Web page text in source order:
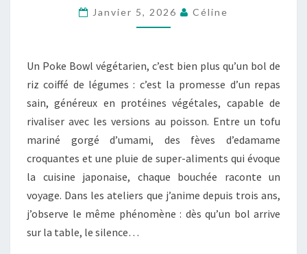
MARINÉ
ET
POUR
FAIRE
LE
PLEIN
DE
PROTÉINES
Janvier 5, 2026 Céline
Un Poke Bowl végétarien, c’est bien plus qu’un bol de
riz coiffé de légumes : c’est la promesse d’un repas
sain, généreux en protéines végétales, capable de
rivaliser avec les versions au poisson. Entre un tofu
mariné gorgé d’umami, des fèves d’edamame
croquantes et une pluie de super-aliments qui évoque
la cuisine japonaise, chaque bouchée raconte un
voyage. Dans les ateliers que j’anime depuis trois ans,
j’observe le même phénomène : dès qu’un bol arrive
sur la table, le silence…